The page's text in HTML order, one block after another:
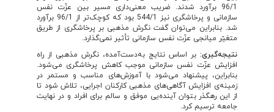
96/1 برآورد شدند. ضریب معنی‌داری مسیر بین عزّت نفس
سازمانی و پرخاشگری نیز 544/1 بود که کوچک‌تر از 96/1 برآورد
شد. بنابراین می‌توان گفت نگرش مذهبی بر پرخاشگری از طریق
متغیّر میانجی عزّت نفس سازمانی تأثیر نمی‌گذارد.
نتیجهگیری: بر اساس نتایج به‌دست‌آمده، نگرش مذهبی از راه
افزایش عزّت نفس سازمانی موجب کاهش پرخاشگری می‌شود.
بنابراین، پیشنهاد می‌شود با آموزش‌های مناسب و مستمر در
زمینه‌ی افزایش آگاهی‌های مذهبی کارکنان اجرایی، تلاش شود تا
از این رهگذر بتوان آینده‌یی موفق و سالم برای افراد و در نهایت
جامعه ترسیم کرد.